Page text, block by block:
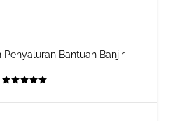
Penyaluran Bantuan Banjir